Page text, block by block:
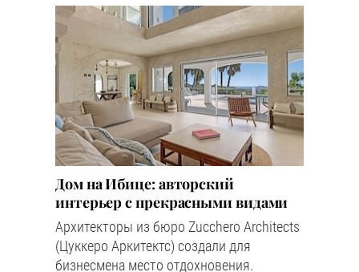
Дом на Ибице: авторский
интерьер с прекрасными видами
Архитекторы из бюро Zucchero Architects
(Цуккеро Аркитектс) создали для
бизнесмена место отдохновения.